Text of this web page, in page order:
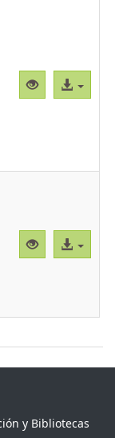
Vista
previa
Acceso
al
Vista
previa
Acceso
al
y Bibliotecas